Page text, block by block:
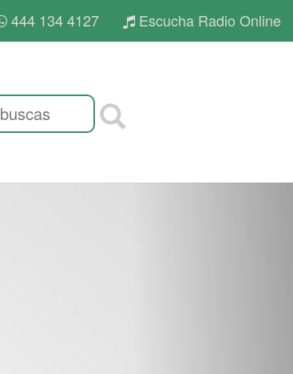
444 134 4127 Escucha Radio Online